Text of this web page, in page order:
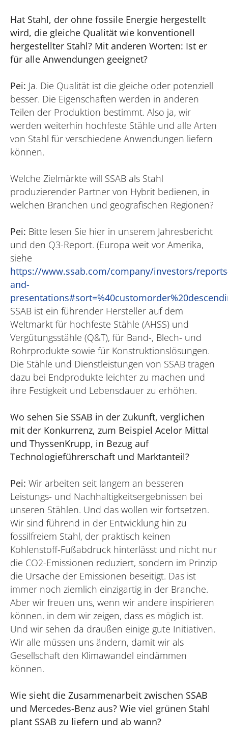
Hat Stahl, der ohne fossile Energie hergestellt
wird, die gleiche Qualität wie konventionell
hergestellter Stahl? Mit anderen Worten: Ist er
für alle Anwendungen geeignet?
Pei: Ja. Die Qualität ist die gleiche oder potenziell
besser. Die Eigenschaften werden in anderen
Teilen der Produktion bestimmt. Also ja, wir
werden weiterhin hochfeste Stähle und alle Arten
von Stahl für verschiedene Anwendungen liefern
können.
Welche Zielmärkte will SSAB als Stahl
produzierender Partner von Hybrit bedienen, in
welchen Branchen und geografischen Regionen?
Pei: Bitte lesen Sie hier in unserem Jahresbericht
und den Q3-Report. (Europa weit vor Amerika,
siehe
https://www.ssab.com/company/investors/
and-
SSAB ist ein führender Hersteller auf dem
Weltmarkt für hochfeste Stähle (AHSS) und
Vergütungsstähle (Q&T), für Band-, Blech- und
Rohrprodukte sowie für Konstruktionslösungen.
Die Stähle und Dienstleistungen von SSAB tragen
dazu bei Endprodukte leichter zu machen und
ihre Festigkeit und Lebensdauer zu erhöhen.
Wo sehen Sie SSAB in der Zukunft, verglichen
mit der Konkurrenz, zum Beispiel Acelor Mittal
und ThyssenKrupp, in Bezug auf
Technologieführerschaft und Marktanteil?
Pei: Wir arbeiten seit langem an besseren
Leistungs- und Nachhaltigkeitsergebnissen bei
unseren Stählen. Und das wollen wir fortsetzen.
Wir sind führend in der Entwicklung hin zu
fossilfreiem Stahl, der praktisch keinen
Kohlenstoff-Fußabdruck hinterlässt und nicht nur
die CO2-Emissionen reduziert, sondern im Prinzip
die Ursache der Emissionen beseitigt. Das ist
immer noch ziemlich einzigartig in der Branche.
Aber wir freuen uns, wenn wir andere inspirieren
können, in dem wir zeigen, dass es möglich ist.
Und wir sehen da draußen einige gute Initiativen.
Wir alle müssen uns ändern, damit wir als
Gesellschaft den Klimawandel eindämmen
können.
Wie sieht die Zusammenarbeit zwischen SSAB
und Mercedes-Benz aus? Wie viel grünen Stahl
plant SSAB zu liefern und ab wann?